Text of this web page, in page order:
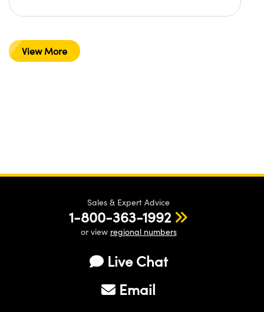
View More
Sales & Expert Advice
1-800-363-1992
or view regional numbers
Live Chat
Email